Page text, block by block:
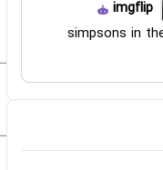
imgflip
simpsons in